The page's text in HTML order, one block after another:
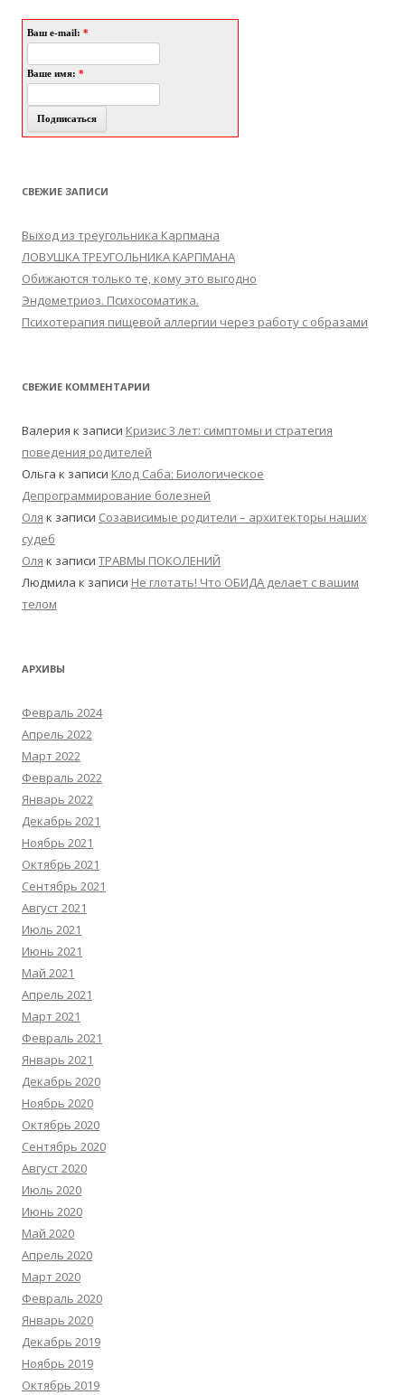
Ваш e-mail: *
Ваше имя: *
СВЕЖИЕ ЗАПИСИ
Выход из треугольника Карпмана
ЛОВУШКА ТРЕУГОЛЬНИКА КАРПМАНА
Обижаются только те, кому это выгодно
Эндометриоз. Психосоматика.
Психотерапия пищевой аллергии через работу с образами
СВЕЖИЕ КОММЕНТАРИИ
Валерия к записи Кризис 3 лет: симптомы и стратегия
поведения родителей
Ольга к записи Клод Саба: Биологическое
Депрограммирование болезней
Оля к записи Созависимые родители – архитекторы наших
судеб
Оля к записи ТРАВМЫ ПОКОЛЕНИЙ
Людмила к записи Не глотать! Что ОБИДА делает с вашим
телом
АРХИВЫ
Февраль 2024
Апрель 2022
Март 2022
Февраль 2022
Январь 2022
Декабрь 2021
Ноябрь 2021
Октябрь 2021
Сентябрь 2021
Август 2021
Июль 2021
Июнь 2021
Май 2021
Апрель 2021
Март 2021
Февраль 2021
Январь 2021
Декабрь 2020
Ноябрь 2020
Октябрь 2020
Сентябрь 2020
Август 2020
Июль 2020
Июнь 2020
Май 2020
Апрель 2020
Март 2020
Февраль 2020
Январь 2020
Декабрь 2019
Ноябрь 2019
Октябрь 2019